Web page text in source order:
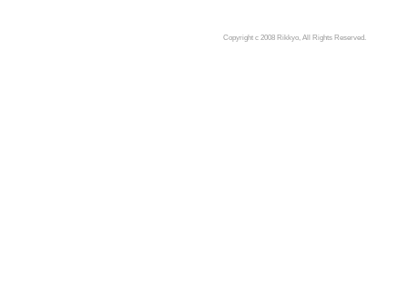
Copyright c 2008 Rikkyo, All Rights Reserved.